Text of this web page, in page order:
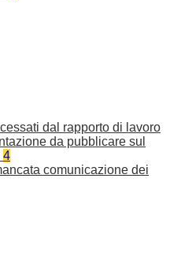
dal rapporto di lavoro
da pubblicare sul
4
comunicazione dei